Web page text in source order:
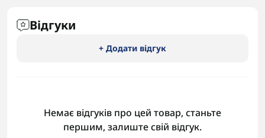
Відгуки
+ Додати відгук
Немає відгуків про цей товар, станьте
першим, залиште свій відгук.